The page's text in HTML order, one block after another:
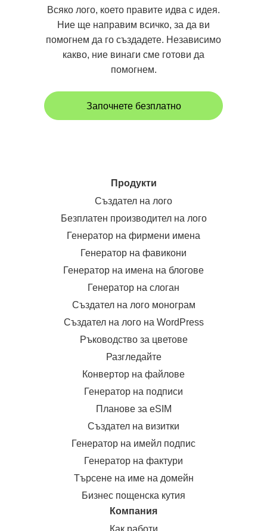
Всяко лого, което правите идва с идея.
Ние ще направим всичко, за да ви
помогнем да го създадете. Независимо
какво, ние винаги сме готови да
помогнем.
Започнете безплатно
Продукти
Създател на лого
Безплатен производител на лого
Генератор на фирмени имена
Генератор на фавикони
Генератор на имена на блогове
Генератор на слоган
Създател на лого монограм
Създател на лого на WordPress
Ръководство за цветове
Разгледайте
Конвертор на файлове
Генератор на подписи
Планове за eSIM
Създател на визитки
Генератор на имейл подпис
Генератор на фактури
Търсене на име на домейн
Бизнес пощенска кутия
Компания
Как работи